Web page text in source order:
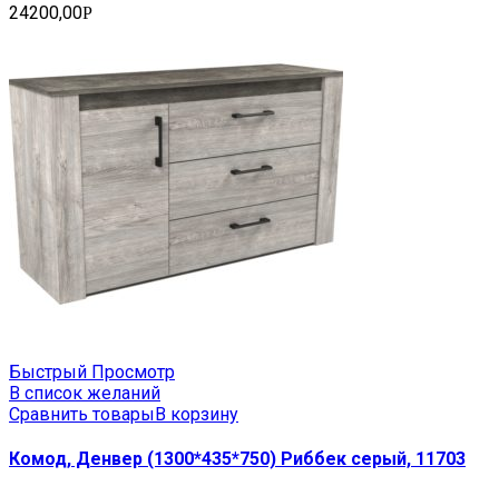
24200,00Р
Быстрый Просмотр
В список желаний
Сравнить товарыВ корзину
Комод, Денвер (1300*435*750) Риббек серый, 11703